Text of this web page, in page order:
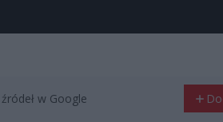
w Google